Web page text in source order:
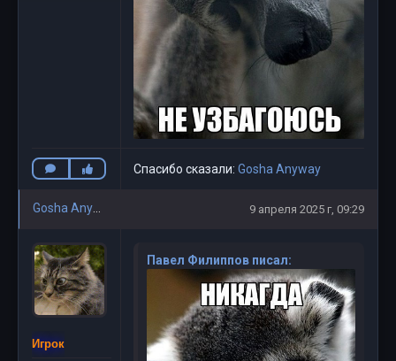
Спасибо сказали: Gosha Anyway
Gosha Anyway 9 апреля 2025 г, 09:29
Игрок
Павел Филиппов писал: